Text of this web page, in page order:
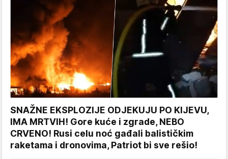
SNAŽNE EKSPLOZIJE ODJEKUJU PO KIJEVU,
IMA MRTVIH! Gore kuće i zgrade, NEBO
CRVENO! Rusi celu noć gađali balističkim
raketama i dronovima, Patriot bi sve rešio!